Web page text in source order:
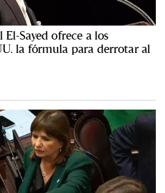
Sayed ofrece a los
la fórmula para derrotar al